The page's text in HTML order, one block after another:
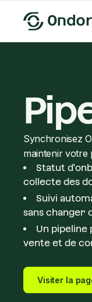
Synchronisez
maintenir votre
Statut
collecte des
Suivi
sans changer
Un pipeline
vente et de
Visiter la